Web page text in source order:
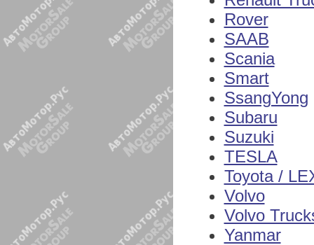
Rover
SAAB
Scania
Smart
SsangYong
Subaru
Suzuki
TESLA
Toyota /
Volvo
Volvo
Yanmar